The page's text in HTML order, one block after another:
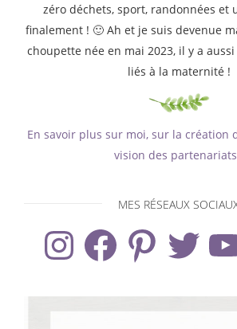
zéro déchets, sport, randonnées et
finalement ! 🙂 Ah et je suis devenue
choupette née en mai 2023, il y a
liés à la maternité !
En savoir plus sur moi, sur la création
vision des
MES RÉSEAUX
InstagramFacebook Pinterest Twitter